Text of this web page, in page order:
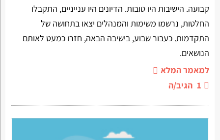
קבועה. הישיבות היו טובות. הדיונים היו ענייניים, התקבלו
החלטות, נרשמו משימות והמנהלים יצאו בתחושה של
התקדמות. כעבור שבוע, בישיבה הבאה, חזרו כמעט לאותם
הנושאים.
למאמר המלא
1 הגיב/ה